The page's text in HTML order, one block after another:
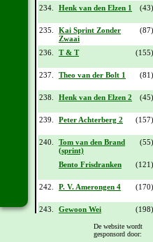
234. Henk van den Elzen 1 (43)
235.
Kai Sprint Zonder
Zwaai
(87)
236. T & T (155)
237. Theo van der Bolt 1 (81)
238. Henk van den Elzen 2 (45)
239. Peter Achterberg 2 (157)
240.
Tom van den Brand
(sprint)
(55)
Bento Frisdranken (121)
242. P. V. Amerongen 4 (170)
243. Gewoon Wei (198)
Frans Bestebroer 1 (96)
De website wordt
gesponsord door: